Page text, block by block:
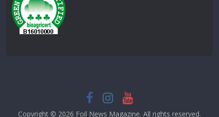
Copyright © 2026 Foil News Magazine. All rights reserved.